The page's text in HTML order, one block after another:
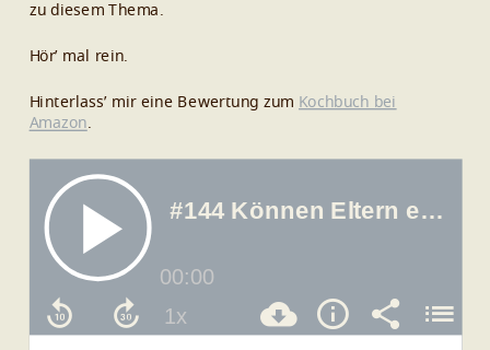
zu diesem Thema.
Hör’ mal rein.
Hinterlass’ mir eine Bewertung zum Kochbuch bei
Amazon